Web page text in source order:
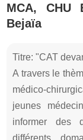
MCA, CHU
Bejaïa
Titre: "CAT
A travers le
médico-
jeunes
informer des
différents